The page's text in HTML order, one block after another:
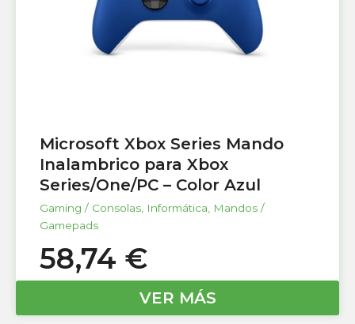
Microsoft Xbox Series Mando
Inalambrico para Xbox
Series/One/PC – Color Azul
Gaming / Consolas Informática
Mandos /
Gamepads
58,74 €
VER MÁS